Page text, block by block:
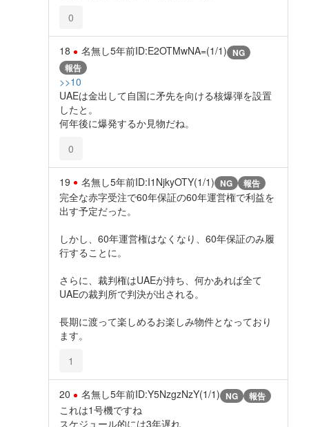
0
18 名無し5年前ID:E2OTMwNA=(1/1) NG
報告
>>10
UAEは金出して自国に矛先を向ける核爆弾を設置
したと。
何年後に爆発するか見物だね。
0
19 名無し5年前ID:I1NjkyOTY(1/1) NG 報告
完全な赤字受注で60年保証の60年運営権で利益を
出す予定だった。
しかし、60年運営権はなくなり、60年保証のみ履
行することに。
さらに、裁判権はUAEが持ち、何かあれば全て
UAEの裁判所で判決が出される。
長期に渡って楽しめるお楽しみ物件となっており
ます。
1
20 名無し5年前ID:Y5NzgzNzY(1/1) NG 報告
これは1号機ですね
スケジュール的には3年遅れ